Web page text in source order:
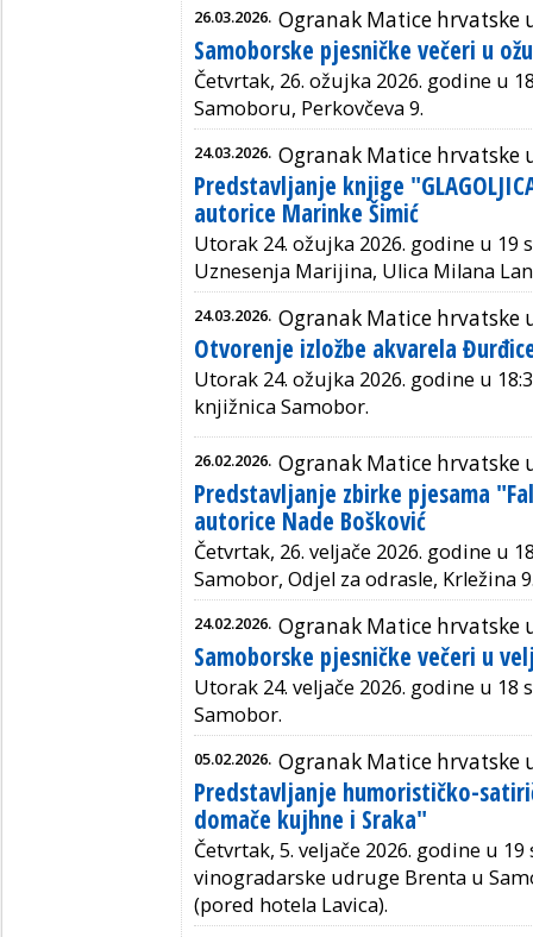
26.03.2026. Ogranak Matice hrvatske
Samoborske pjesničke večeri u
Četvrtak, 26. ožujka 2026. godine u
Samoboru, Perkovčeva 9.
24.03.2026. Ogranak Matice hrvatske
Predstavljanje knjige
autorice Marinke Šimić
Utorak 24. ožujka 2026. godine u 19
Uznesenja Marijina, Ulica Milana
24.03.2026. Ogranak Matice hrvatske
Otvorenje izložbe akvarela
Utorak 24. ožujka 2026. godine u
knjižnica Samobor.
26.02.2026. Ogranak Matice hrvatske
Predstavljanje zbirke pjesama
autorice Nade Bošković
Četvrtak, 26. veljače 2026. godine u
Samobor, Odjel za odrasle, Krležina
24.02.2026. Ogranak Matice hrvatske
Samoborske pjesničke večeri u
Utorak 24. veljače 2026. godine u 18
Samobor.
05.02.2026. Ogranak Matice hrvatske
Predstavljanje humorističko-
domače kujhne i Sraka"
Četvrtak, 5. veljače 2026. godine u
vinogradarske udruge Brenta u
(pored hotela Lavica).